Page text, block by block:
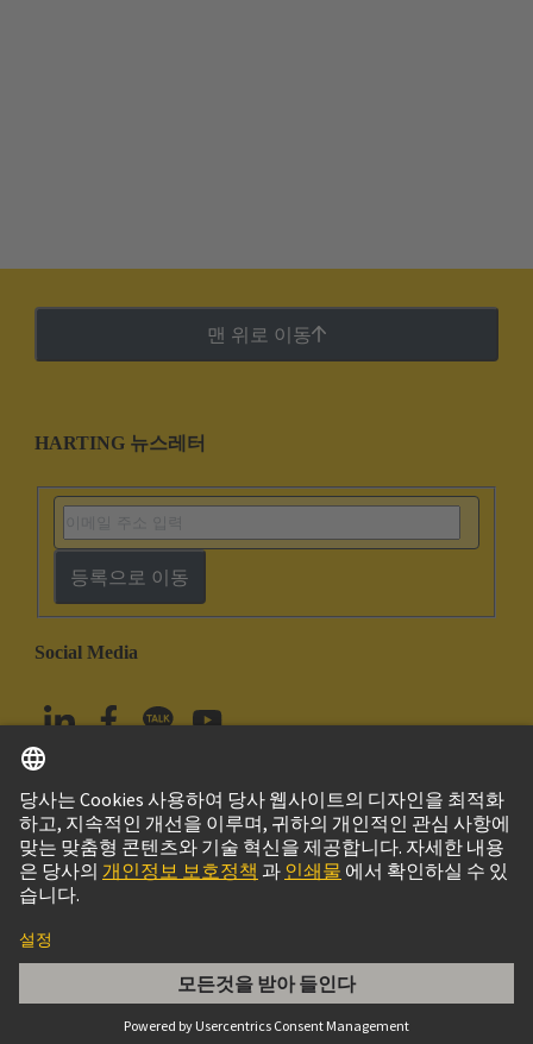
Acces. Metal Cable Seal Normal PG 21
맨 위로 이동
HARTING 뉴스레터
등록으로 이동
Social Media
대한민국 한국어
© 하팅 테크놀로지 그룹
Privacy Policy Cookie PolicyTerms of Use